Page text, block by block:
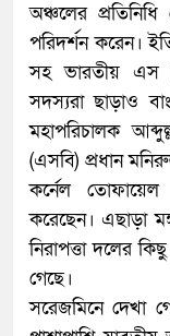
অঞ্চলের
পরিদর্শন করেন।
সহ ভারতীয় এস
সদস্যরা ছাড়াও
মহাপরিচালক
(এসবি) প্রধান
কর্নেল তোফায়েল
করেছেন। এছাড়া
নিরাপত্তা দলের
গেছে।
সরেজমিনে দেখা